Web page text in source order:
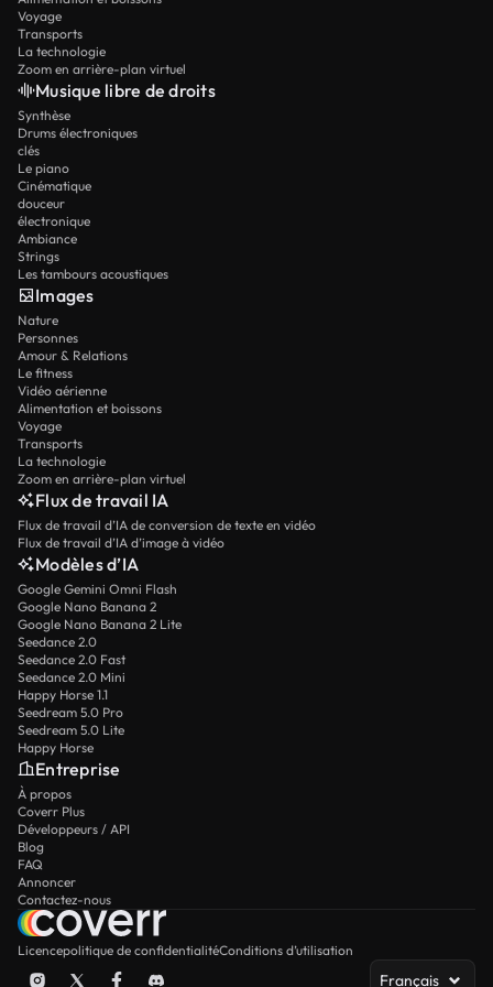
Voyage
Transports
La technologie
Zoom en arrière-plan virtuel
Musique libre de droits
Synthèse
Drums électroniques
clés
Le piano
Cinématique
douceur
électronique
Ambiance
Strings
Les tambours acoustiques
Images
Nature
Personnes
Amour & Relations
Le fitness
Vidéo aérienne
Alimentation et boissons
Voyage
Transports
La technologie
Zoom en arrière-plan virtuel
Flux de travail IA
Flux de travail d’IA de conversion de texte en vidéo
Flux de travail d’IA d’image à vidéo
Modèles d’IA
Google Gemini Omni Flash
Google Nano Banana 2
Google Nano Banana 2 Lite
Seedance 2.0
Seedance 2.0 Fast
Seedance 2.0 Mini
Happy Horse 1.1
Seedream 5.0 Pro
Seedream 5.0 Lite
Happy Horse
Entreprise
À propos
Coverr Plus
Développeurs / API
Blog
FAQ
Annoncer
Contactez-nous
Licencepolitique de confidentialitéConditions d’utilisation
Français